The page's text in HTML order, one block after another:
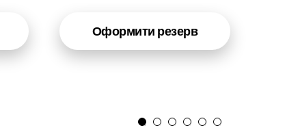
Оформити резерв